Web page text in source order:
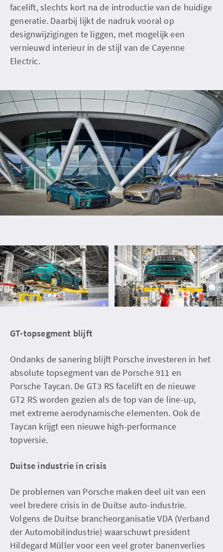
facelift, slechts kort na de introductie van de huidige
generatie. Daarbij lijkt de nadruk vooral op
designwijzigingen te liggen, met mogelijk een
vernieuwd interieur in de stijl van de Cayenne
Electric.
GT-topsegment blijft
Ondanks de sanering blijft Porsche investeren in het
absolute topsegment van de Porsche 911 en
Porsche Taycan. De GT3 RS facelift en de nieuwe
GT2 RS worden gezien als de top van de line-up,
met extreme aerodynamische elementen. Ook de
Taycan krijgt een nieuwe high-performance
topversie.
Duitse industrie in crisis
De problemen van Porsche maken deel uit van een
veel bredere crisis in de Duitse auto-industrie.
Volgens de Duitse brancheorganisatie VDA (Verband
der Automobilindustrie) waarschuwt president
Hildegard Müller voor een veel groter banenverlies